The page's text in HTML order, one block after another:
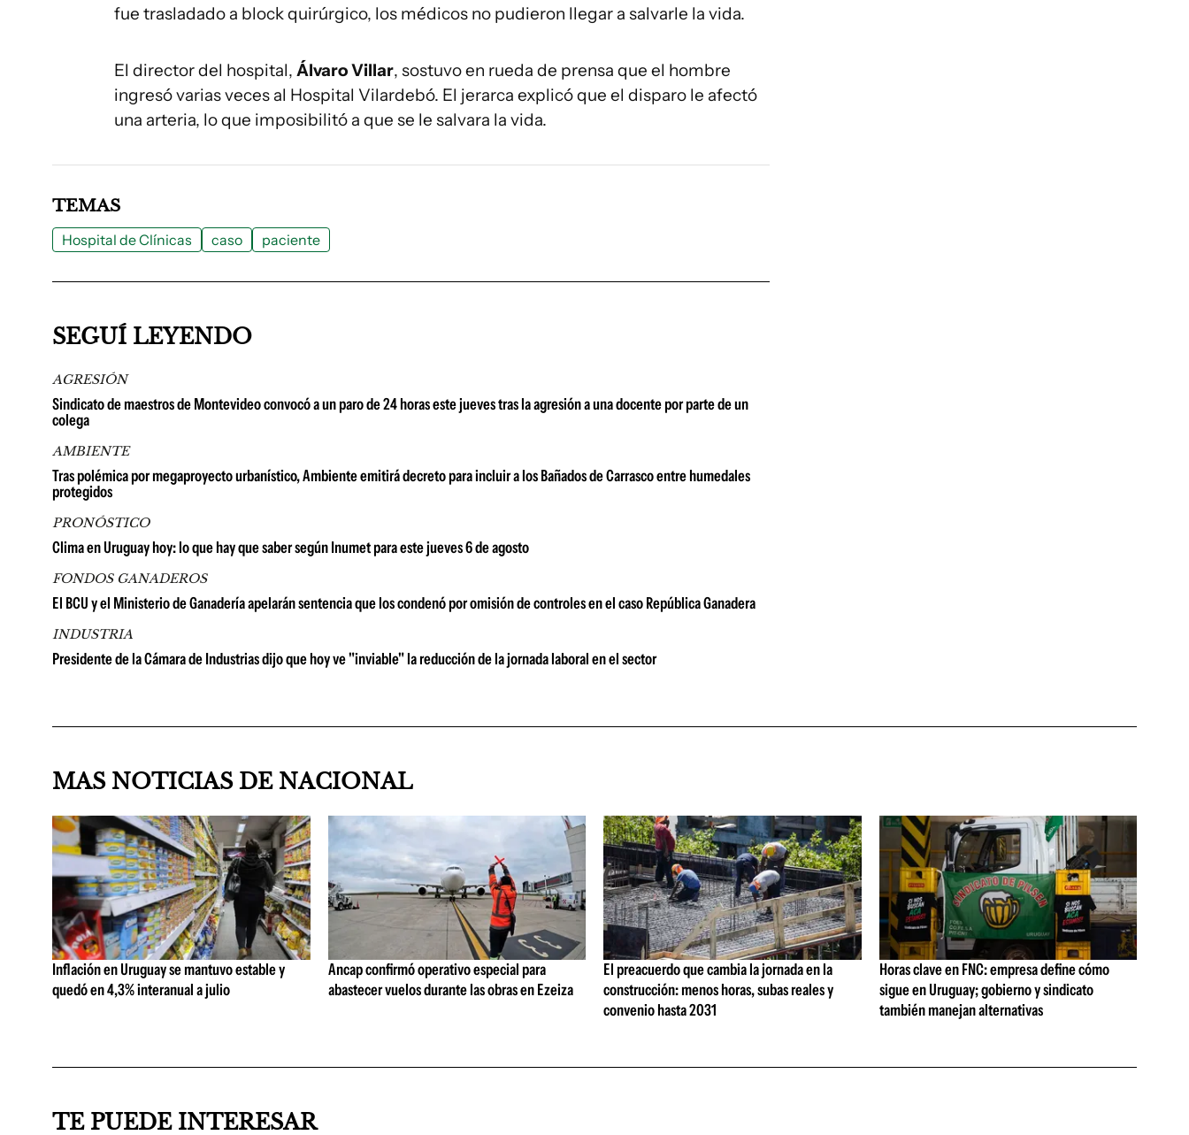
fue trasladado a block quirúrgico, los médicos no pudieron llegar a salvarle la vida.
El director del hospital, Álvaro Villar, sostuvo en rueda de prensa que el hombre
ingresó varias veces al Hospital Vilardebó. El jerarca explicó que el disparo le afectó
una arteria, lo que imposibilitó a que se le salvara la vida.
TEMAS
Hospital de Clínicas caso paciente
SEGUÍ LEYENDO
AGRESIÓN
Sindicato de maestros de Montevideo convocó a un paro de 24 horas este jueves tras la agresión a una docente por parte de un
colega
AMBIENTE
Tras polémica por megaproyecto urbanístico, Ambiente emitirá decreto para incluir a los Bañados de Carrasco entre humedales
protegidos
PRONÓSTICO
Clima en Uruguay hoy: lo que hay que saber según Inumet para este jueves 6 de agosto
FONDOS GANADEROS
El BCU y el Ministerio de Ganadería apelarán sentencia que los condenó por omisión de controles en el caso República Ganadera
INDUSTRIA
Presidente de la Cámara de Industrias dijo que hoy ve "inviable" la reducción de la jornada laboral en el sector
MAS NOTICIAS DE NACIONAL
Inflación en Uruguay se mantuvo estable y
quedó en 4,3% interanual a julio
Ancap confirmó operativo especial para
abastecer vuelos durante las obras en Ezeiza
El preacuerdo que cambia la jornada en la
construcción: menos horas, subas reales y
convenio hasta 2031
Horas clave en FNC: empresa define cómo
sigue en Uruguay; gobierno y sindicato
también manejan alternativas
TE PUEDE INTERESAR